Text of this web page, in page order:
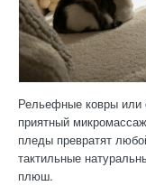
Рельефные ковры или
приятный
пледы превратят
тактильные
плюш.